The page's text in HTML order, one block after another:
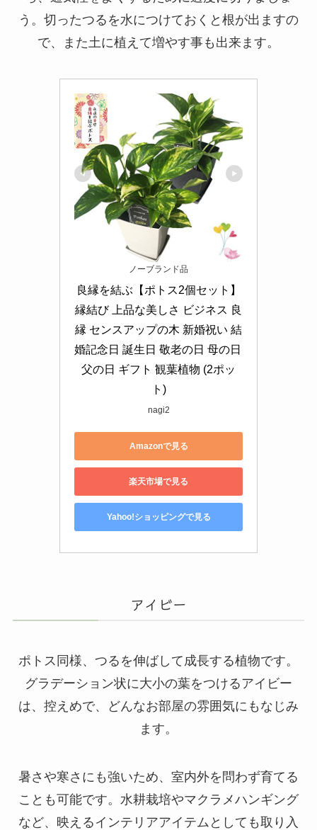
う。切ったつるを水につけておくと根が出ますの
で、また土に植えて増やす事も出来ます。
ノーブランド品
良縁を結ぶ【ポトス2個セット】
縁結び 上品な美しさ ビジネス 良
縁 センスアップの木 新婚祝い 結
婚記念日 誕生日 敬老の日 母の日
父の日 ギフト 観葉植物 (2ポッ
ト)
nagi2
Amazonで見る
楽天市場で見る
Yahoo!ショッピングで見る
アイビー
ポトス同様、つるを伸ばして成長する植物です。
グラデーション状に大小の葉をつけるアイビー
は、控えめで、どんなお部屋の雰囲気にもなじみ
ます。
暑さや寒さにも強いため、室内外を問わず育てる
ことも可能です。水耕栽培やマクラメハンギング
など、映えるインテリアアイテムとしても取り入